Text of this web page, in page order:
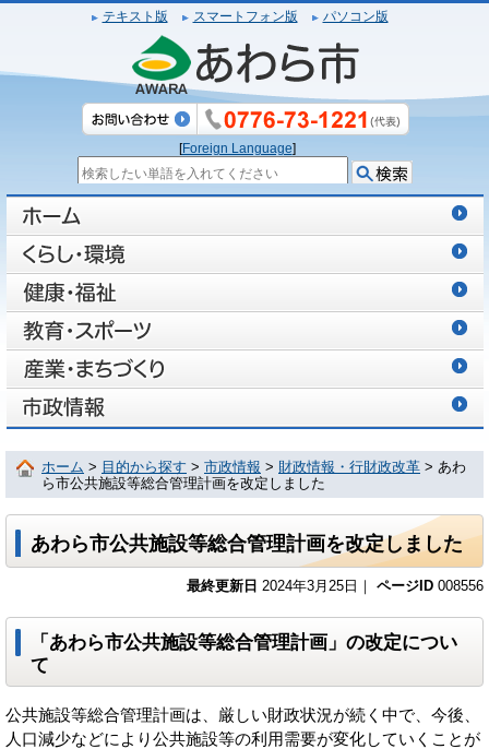
テキスト版 スマートフォン版 パソコン版
[Foreign Language]
ホーム > 目的から探す > 市政情報 > 財政情報・行財政改革 > あわ
ら市公共施設等総合管理計画を改定しました
あわら市公共施設等総合管理計画を改定しました
最終更新日 2024年3月25日｜ ページID 008556
「あわら市公共施設等総合管理計画」の改定につい
て
公共施設等総合管理計画は、厳しい財政状況が続く中で、今後、
人口減少などにより公共施設等の利用需要が変化していくことが